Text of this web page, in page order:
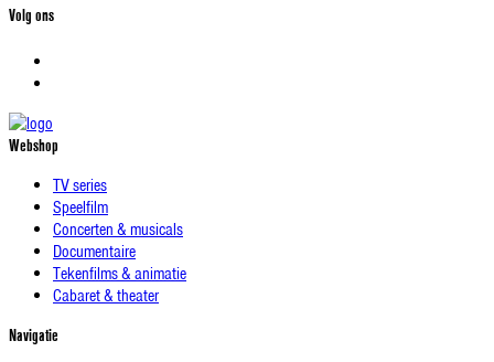
Volg ons
Webshop
TV series
Speelfilm
Concerten & musicals
Documentaire
Tekenfilms & animatie
Cabaret & theater
Navigatie